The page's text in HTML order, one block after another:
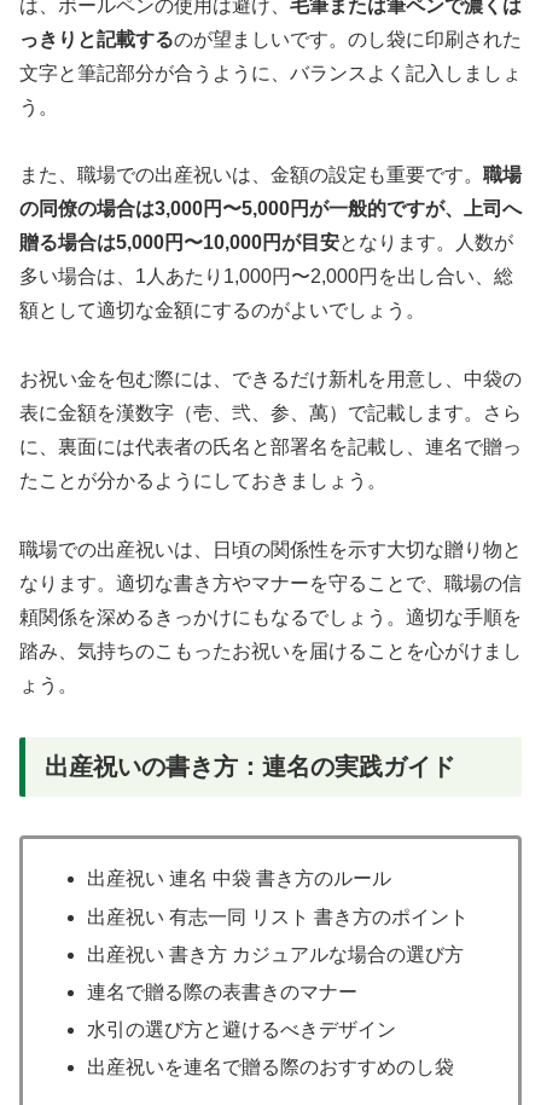
は、ボールペンの使用は避け、 毛筆または筆ペンで濃くは
っきりと記載するのが望ましいです。のし袋に印刷された
文字と筆記部分が合うように、バランスよく記入しましょ
う。
また、職場での出産祝いは、金額の設定も重要です。 職場
の同僚の場合は3,000円〜5,000円が一般的ですが、上司へ
贈る場合は5,000円〜10,000円が目安となります。人数が
多い場合は、1人あたり1,000円〜2,000円を出し合い、総
額として適切な金額にするのがよいでしょう。
お祝い金を包む際には、できるだけ新札を用意し、中袋の
表に金額を漢数字（壱、弐、参、萬）で記載します。さら
に、裏面には代表者の氏名と部署名を記載し、連名で贈っ
たことが分かるようにしておきましょう。
職場での出産祝いは、日頃の関係性を示す大切な贈り物と
なります。適切な書き方やマナーを守ることで、職場の信
頼関係を深めるきっかけにもなるでしょう。適切な手順を
踏み、気持ちのこもったお祝いを届けることを心がけまし
ょう。
出産祝いの書き方：連名の実践ガイド
出産祝い 連名 中袋 書き方のルール
出産祝い 有志一同 リスト 書き方のポイント
出産祝い 書き方 カジュアルな場合の選び方
連名で贈る際の表書きのマナー
水引の選び方と避けるべきデザイン
出産祝いを連名で贈る際のおすすめのし袋